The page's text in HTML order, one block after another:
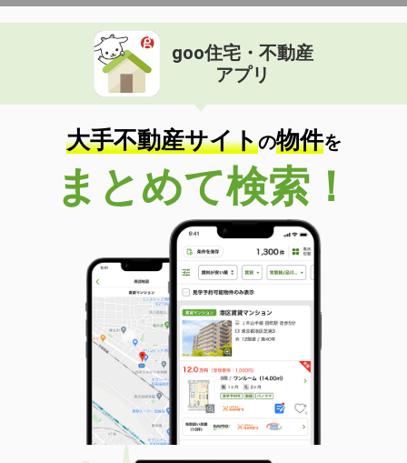
goo住宅・不動産
アプリ
大手不動産サイトの物件を
まとめて検索！